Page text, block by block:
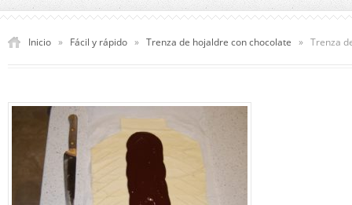
Inicio » Fácil y rápido » Trenza de hojaldre con chocolate » Trenza